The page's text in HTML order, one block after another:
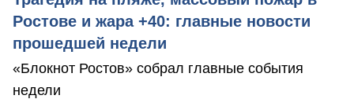
Ростове и жара +40: главные новости
прошедшей недели
«Блокнот Ростов» собрал главные события
недели